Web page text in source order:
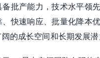
备批产能力，技术水平领
快速响应、批量化降本
的成长空间和长期发展潜